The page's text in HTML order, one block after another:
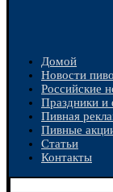
Домой
Новости
Российские
Праздники и
Пивная
Пивные
Статьи
Контакты